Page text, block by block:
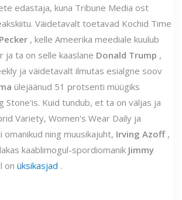
edastaja, kuna Tribune Media ost
Väidetavalt toetavad Kochid Time
, kelle Ameerika meediale kuulub
ja ta on selle kaaslane Donald Trump ,
ja väidetavalt ilmutas esialgne soov
ülejäänud 51 protsenti müügiks
Stone'is. Kuid tundub, et ta on väljas ja
Variety, Women's Wear Daily ja
ning muusikajuht, Irving Azoff,
kaablimogul-spordiomanik Jimmy
on üksikasjad .